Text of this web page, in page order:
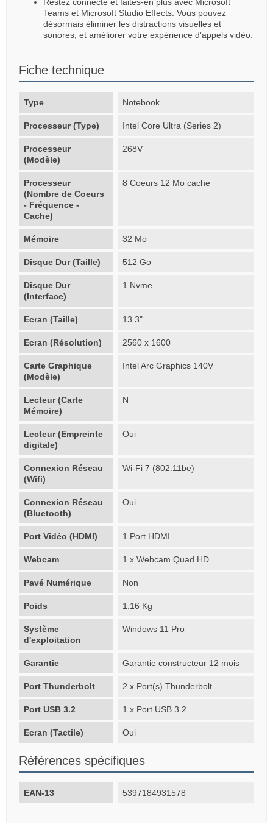
Teams et Microsoft Studio Effects. Vous pouvez
désormais éliminer les distractions visuelles et
sonores, et améliorer votre expérience d'appels vidéo.
Fiche technique
Type Notebook
Processeur (Type) Intel Core Ultra (Series 2)
Processeur
(Modèle)
268V
Processeur
(Nombre de Coeurs
- Fréquence -
Cache)
8 Coeurs 12 Mo cache
Mémoire 32 Mo
Disque Dur (Taille) 512 Go
Disque Dur
(Interface)
1 Nvme
Ecran (Taille) 13.3"
Ecran (Résolution) 2560 x 1600
Carte Graphique
(Modèle)
Intel Arc Graphics 140V
Lecteur (Carte
Mémoire)
N
Lecteur (Empreinte
digitale)
Oui
Connexion Réseau
(Wifi)
Wi-Fi 7 (802.11be)
Connexion Réseau
(Bluetooth)
Oui
Port Vidéo (HDMI) 1 Port HDMI
Webcam 1 x Webcam Quad HD
Pavé Numérique Non
Poids 1.16 Kg
Système
d'exploitation
Windows 11 Pro
Garantie Garantie constructeur 12 mois
Port Thunderbolt 2 x Port(s) Thunderbolt
Port USB 3.2 1 x Port USB 3.2
Ecran (Tactile) Oui
Références spécifiques
EAN-13 5397184931578